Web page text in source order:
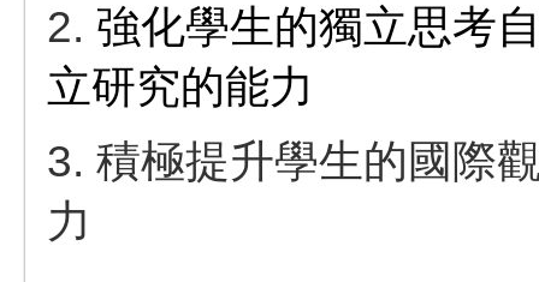
2. 強化學生的獨立思考
立研究的能力
3. 積極提升學生的國際
力